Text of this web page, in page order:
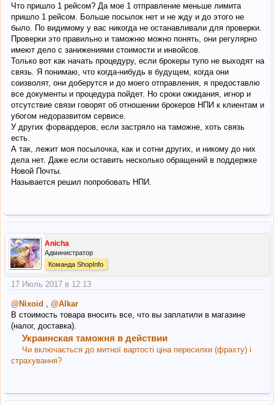
Что пришло 1 рейсом? Да мое 1 отправление меньше лимита
пришло 1 рейсом. Больше посылок нет и не жду и до этого не
было. По видимому у вас никогда не останавливали для проверки.
Проверки это правильно и таможню можно понять, они регулярно
имеют дело с занижениями стоимости и инвойсов.
Только вот как начать процедуру, если брокеры тупо не выходят на
связь. Я понимаю, что когда-нибудь в будущем, когда они
соизволят, они доберутся и до моего отправления, я предоставлю
все документы и процедура пойдет. Но сроки ожидания, игнор и
отсутствие связи говорят об отношении брокеров НПИ к клиентам и
убогом недоразвитом сервисе.
У других форвардеров, если застряло на таможне, хоть связь
есть.
А так, лежит моя посылочка, как и сотни других, и никому до них
дела нет. Даже если оставить несколько обращений в поддержке
Новой Почты.
Называется решил попробовать НПИ.
Anicha
Администратор
Команда ShopInfo
17 Июль 2017 в 12:13
@Nixoid
@Alkar
В стоимость товара вносить все, что вы заплатили в магазине
(налог, доставка).
Украинская таможня в действии
Чи включається до митної вартості ціна пересилки (фрахту) і
страхування?